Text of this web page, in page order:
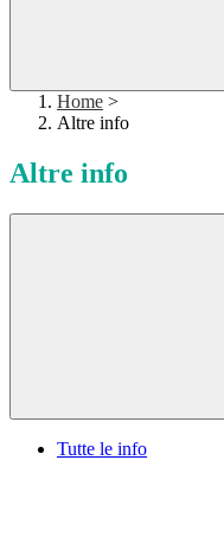
Home >
Altre info
Altre info
Tutte le info